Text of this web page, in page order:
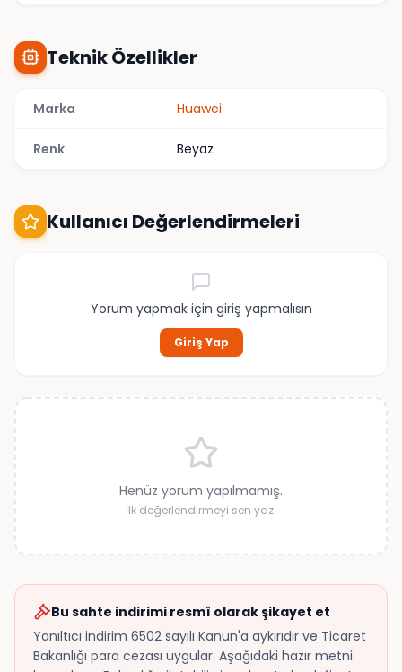
Teknik Özellikler
Marka Huawei
Renk Beyaz
Kullanıcı Değerlendirmeleri
Yorum yapmak için giriş yapmalısın
Giriş Yap
Henüz yorum yapılmamış.
İlk değerlendirmeyi sen yaz.
Bu sahte indirimi resmî olarak şikayet et
Yanıltıcı indirim 6502 sayılı Kanun'a aykırıdır ve Ticaret
Bakanlığı para cezası uygular. Aşağıdaki hazır metni